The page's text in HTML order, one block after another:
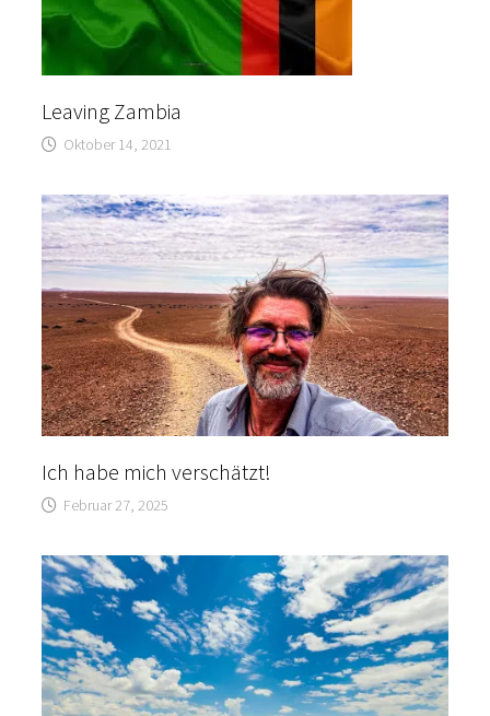
Leaving Zambia
Oktober 14, 2021
Ich habe mich verschätzt!
Februar 27, 2025